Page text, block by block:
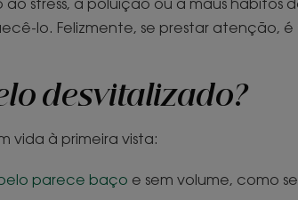
lo. Felizmente, se prestar atenção,
desvitalizado?
vida à primeira vista:
parece baço e sem volume, como